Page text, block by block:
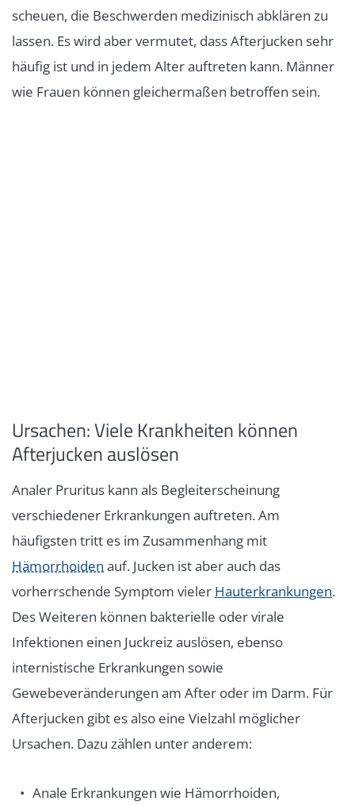
scheuen, die Beschwerden medizinisch abklären zu
lassen. Es wird aber vermutet, dass Afterjucken sehr
häufig ist und in jedem Alter auftreten kann. Männer
wie Frauen können gleichermaßen betroffen sein.
Ursachen: Viele Krankheiten können
Afterjucken auslösen
Analer Pruritus kann als Begleiterscheinung
verschiedener Erkrankungen auftreten. Am
häufigsten tritt es im Zusammenhang mit
Hämorrhoiden auf. Jucken ist aber auch das
vorherrschende Symptom vieler Hauterkrankungen.
Des Weiteren können bakterielle oder virale
Infektionen einen Juckreiz auslösen, ebenso
internistische Erkrankungen sowie
Gewebeveränderungen am After oder im Darm. Für
Afterjucken gibt es also eine Vielzahl möglicher
Ursachen. Dazu zählen unter anderem:
Anale Erkrankungen wie Hämorrhoiden,